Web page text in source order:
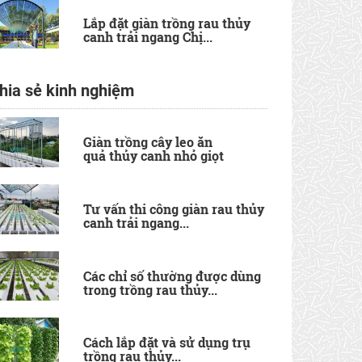
Lắp đặt giàn trồng rau thủy
canh trải ngang Chị...
sẻ kinh nghiệm
Giàn trồng cây leo ăn
quả thủy canh nhỏ giọt
Tư vấn thi công giàn rau thủy
canh trải ngang...
Các chỉ số thường được dùng
trong trồng rau thủy...
Cách lắp đặt và sử dụng trụ
trồng rau thủy...